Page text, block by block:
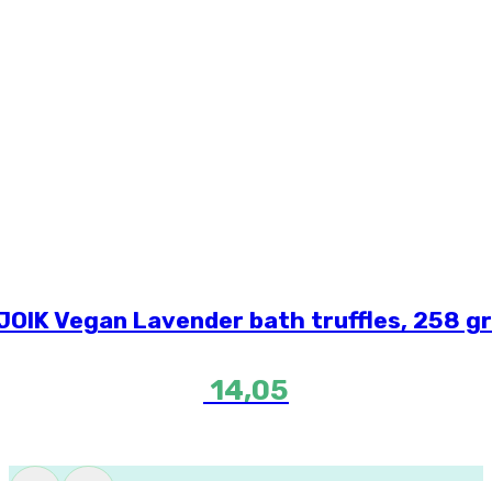
Vegan Lavender bath truffles, 258
14,05